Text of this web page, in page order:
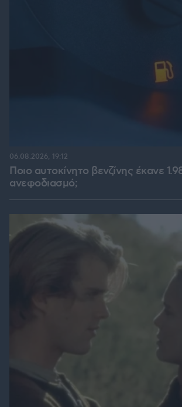
Ποιο αυτοκίνητο βενζίνης έκανε
ανεφοδιασμό;
06.08.2026, 19:12